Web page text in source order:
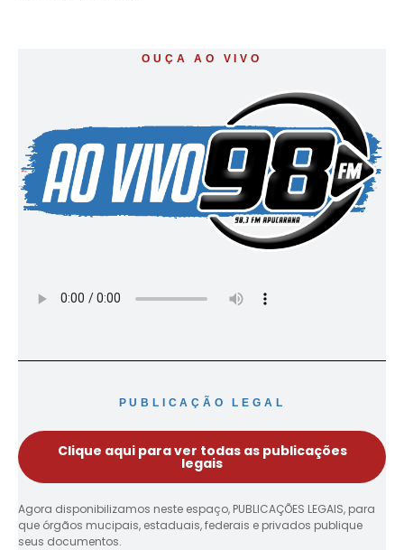
OUÇA AO VIVO
PUBLICAÇÃO LEGAL
Clique aqui para ver todas as publicações
legais
Agora disponibilizamos neste espaço, PUBLICAÇÕES LEGAIS, para
que órgãos mucipais, estaduais, federais e privados publique
seus documentos.